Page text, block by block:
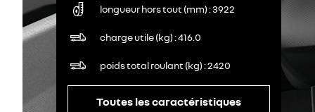
longueur hors tout (mm) 3922
charge utile (kg) 416.0
poids total roulant (kg) 2420
Toutes les caractéristiques